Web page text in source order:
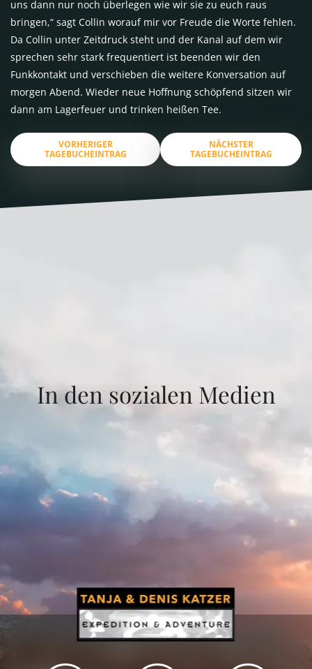
uns dann nur noch überlegen wie wir sie zu euch raus
bringen,“ sagt Collin worauf mir vor Freude die Worte fehlen.
Da Collin unter Zeitdruck steht und der Kanal auf dem wir
sprechen sehr stark frequentiert ist beenden wir den
Funkkontakt und verschieben die weitere Konversation auf
morgen Abend. Wieder neue Hoffnung schöpfend sitzen wir
dann am Lagerfeuer und trinken heißen Tee.
VORHERIGER
TAGEBUCHEINTRAG
NÄCHSTER
TAGEBUCHEINTRAG
In den sozialen Medien